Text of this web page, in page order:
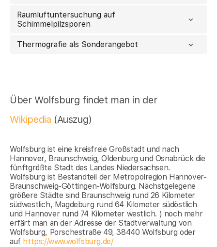
Raumluftuntersuchung auf
Schimmelpilzsporen
Thermografie als Sonderangebot
Über Wolfsburg findet man in der
Wikipedia (Auszug)
Wolfsburg ist eine kreisfreie Großstadt und nach
Hannover, Braunschweig, Oldenburg und Osnabrück die
fünftgrößte Stadt des Landes Niedersachsen.
Wolfsburg ist Bestandteil der Metropolregion Hannover-
Braunschweig-Göttingen-Wolfsburg. Nächstgelegene
größere Städte sind Braunschweig rund 26 Kilometer
südwestlich, Magdeburg rund 64 Kilometer südöstlich
und Hannover rund 74 Kilometer westlich. ) noch mehr
erfärt man an der Adresse der Stadtverwaltung von
Wolfsburg, Porschestraße 49, 38440 Wolfsburg oder
auf https://www.wolfsburg.de/